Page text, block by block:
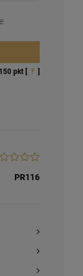
150 pkt [ ? ]
PR116